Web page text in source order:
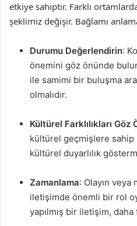
etkiye sahiptir. Farklı
şeklimiz değişir. Bağlamı
Durumu Değerlendirin:
önemini göz önünde
ile samimi bir buluşma
olmalıdır.
Kültürel Farklılıkları
kültürel geçmişlere
kültürel duyarlılık
Zamanlama: Olayın veya
iletişimde önemli bir rol
yapılmış bir iletişim,